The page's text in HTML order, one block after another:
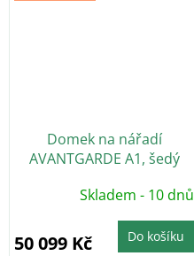
Domek na nářadí
AVANTGARDE A1, šedý
Skladem - 10 dnů
50 099 Kč Do košíku